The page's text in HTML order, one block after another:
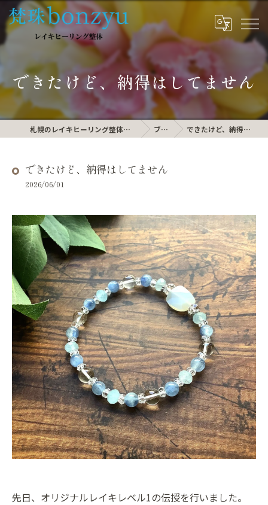
できたけど、納得はしてません
札幌のレイキヒーリング整体なら梵珠 bonzyu ブログ できたけど、納得はしてません
できたけど、納得はしてません
2026/06/01
先日、オリジナルレイキレベル1の伝授を行いました。